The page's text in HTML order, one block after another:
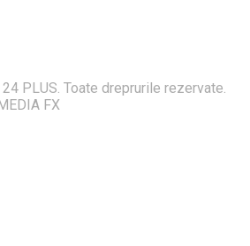
PLUS. Toate dreprurile rezervate.
FX